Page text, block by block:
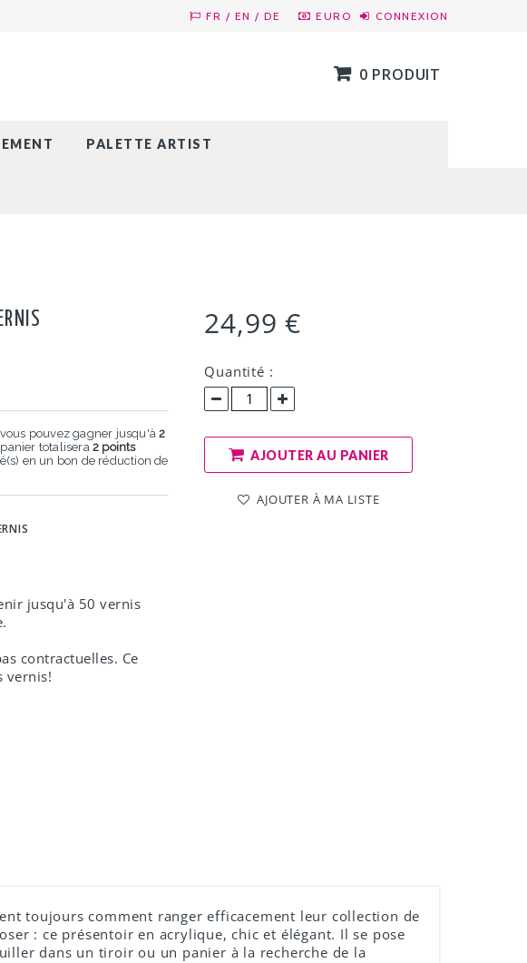
CONNEXION
EURO
FR / EN / DE
0 PRODUIT
PALETTE ARTIST
pouvez gagner jusqu'à2
totalisera 2 points
en un bon de réduction de
jusqu'à 50 vernis
contractuelles. Ce
vernis!
24,99 €
Quantité :
AJOUTER AU PANIER
AJOUTER À MA LISTE
toujours comment ranger efficacement leur collection de
: ce présentoir en acrylique, chic et élégant. Il se pose
dans un tiroir ou un panier à la recherche de la